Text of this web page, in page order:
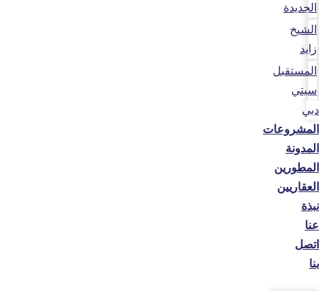
الجديدة
الشيخ
زايد
المستقبل
سيتي
دبي
المشروعات
المدونة
المطورين
العقاريين
نبذة
عنا
اتصل
بنا